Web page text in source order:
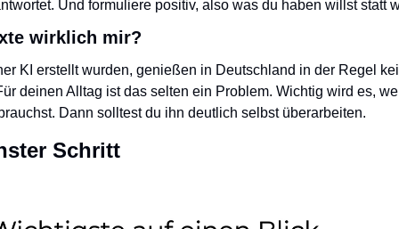
Und formuliere positiv, also was du haben willst statt
wirklich mir?
KI erstellt wurden, genießen in Deutschland in der Regel
deinen Alltag ist das selten ein Problem. Wichtig wird es,
Dann solltest du ihn deutlich selbst überarbeiten.
Schritt